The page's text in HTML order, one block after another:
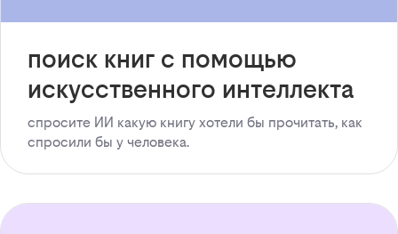
поиск книг с помощью
искусственного интеллекта
спросите ИИ какую книгу хотели бы прочитать, как
спросили бы у человека.